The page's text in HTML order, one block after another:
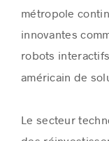
métropole
innovantes
robots interactifs
américain de
Le secteur